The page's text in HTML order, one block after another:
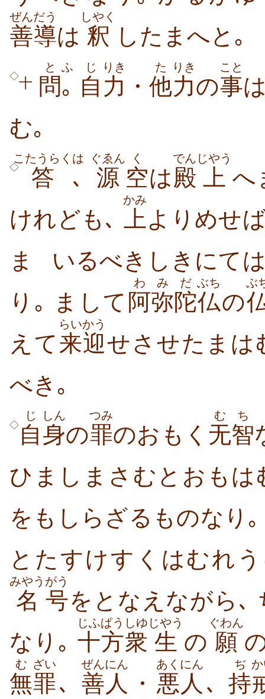
善導
ぜんだう
は 釈
しやく
したまへと｡
◇十 問
と
｡
ふ
自
じ
力
りき
・ 他
た
力
りき
の事
こと
む｡
◇ 答
こたうらく
､
は
源
ぐゑん
空
く
は殿
でん
上
じやう
へ
けれども､
上
かみ
よりめせ
ま
いるべきしきにて
り｡ まして 阿
わ
弥陀
みだ
仏
ぶち
の
ぶ
えて来迎
らいかう
せさせたまは
べき｡
◇ 自
じ
身
しん
の罪
つみ
のおもく 无智
むち
ひましまさむとおも
をもしらざるものなり
とたすけすくはむれ
名
みやう
号
がう
をとなえながら､
なり｡ 十方
じふぱう
衆
しゆ
生
じやう
の 願
ぐわん
無
む
罪
ざい
､ 善人
ぜんにん
・ 悪人
あくにん
､ 持
ぢ